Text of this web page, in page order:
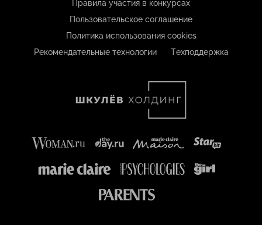
Правила участия в конкурсах
Пользовательское соглашение
Политика использования cookies
Рекомендательные технологии
Техподдержка